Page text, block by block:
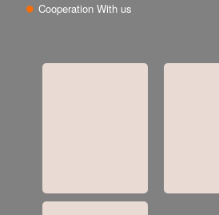
Cooperation With us